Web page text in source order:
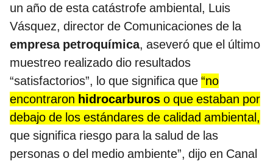
un año de esta catástrofe ambiental, Luis
Vásquez, director de Comunicaciones de la
empresa petroquímica, aseveró que el último
muestreo realizado dio resultados
“satisfactorios”, lo que significa que “no
encontraron hidrocarburos o que estaban por
debajo de los estándares de calidad ambiental,
que significa riesgo para la salud de las
personas o del medio ambiente”, dijo en Canal